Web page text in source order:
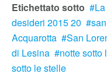
Etichettato sotto
desideri 2015 20
Acquarotta
San
di Lesina
notte sotto
sotto le stelle